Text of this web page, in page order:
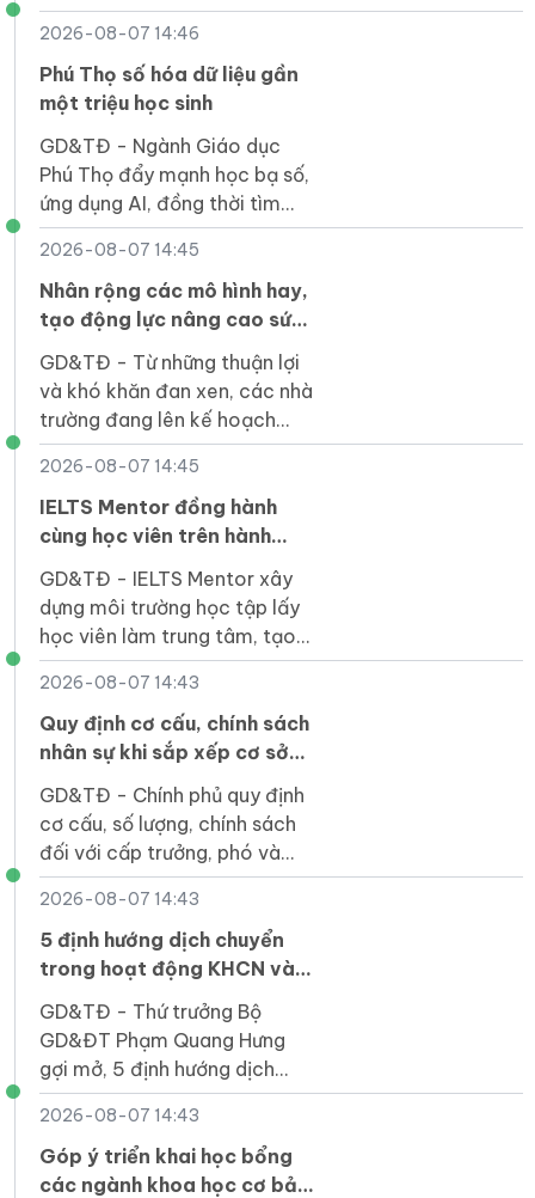
chuẩn bị tốt nhất trước khi
bước vào môi trường đại học.
2026-08-07 14:46
Phú Thọ số hóa dữ liệu gần
một triệu học sinh
GD&TĐ - Ngành Giáo dục
Phú Thọ đẩy mạnh học bạ số,
ứng dụng AI, đồng thời tìm
giải pháp khắc phục hạn chế
về hạ tầng tại vùng khó khăn.
2026-08-07 14:45
Nhân rộng các mô hình hay,
tạo động lực nâng cao sức
GD&TĐ - Từ những thuận lợi
và khó khăn đan xen, các nhà
trường đang lên kế hoạch
tiếp tục nhân rộng nhiều mô
hình, cách làm hay về sức
khỏe học đường.
2026-08-07 14:45
IELTS Mentor đồng hành
cùng học viên trên hành
GD&TĐ - IELTS Mentor xây
dựng môi trường học tập lấy
học viên làm trung tâm, tạo
điều kiện để người học phát
triển toàn diện.
2026-08-07 14:43
Quy định cơ cấu, chính sách
nhân sự khi sắp xếp cơ sở
GD&TĐ - Chính phủ quy định
cơ cấu, số lượng, chính sách
đối với cấp trưởng, phó và
nhân sự hỗ trợ khi sắp xếp cơ
sở giáo dục công lập.
2026-08-07 14:43
5 định hướng dịch chuyển
trong hoạt động KHCN và
GD&TĐ - Thứ trưởng Bộ
GD&ĐT Phạm Quang Hưng
gợi mở, 5 định hướng dịch
chuyển trong hoạt động khoa
học, công nghệ và đổi mới
sáng tạo.
2026-08-07 14:43
Góp ý triển khai học bổng
các ngành khoa học cơ bản